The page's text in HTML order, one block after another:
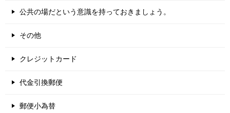
公共の場だという意識を持っておきましょう。
その他
クレジットカード
代金引換郵便
郵便小為替